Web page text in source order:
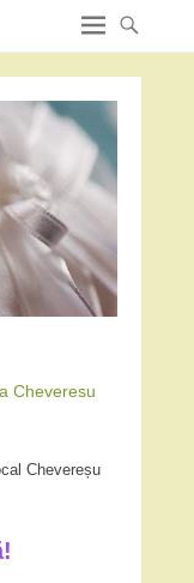
Cheveresu
Chevereșu